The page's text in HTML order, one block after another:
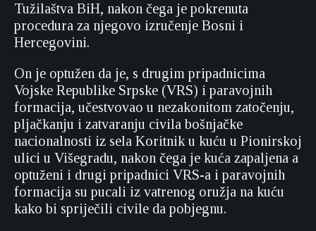
Tužilaštva BiH, nakon čega je pokrenuta
procedura za njegovo izručenje Bosni i
Hercegovini.
On je optužen da je, s drugim pripadnicima
Vojske Republike Srpske (VRS) i paravojnih
formacija, učestvovao u nezakonitom zatočenju,
pljačkanju i zatvaranju civila bošnjačke
nacionalnosti iz sela Koritnik u kuću u Pionirskoj
ulici u Višegradu, nakon čega je kuća zapaljena a
optuženi i drugi pripadnici VRS-a i paravojnih
formacija su pucali iz vatrenog oružja na kuću
kako bi spriječili civile da pobjegnu.